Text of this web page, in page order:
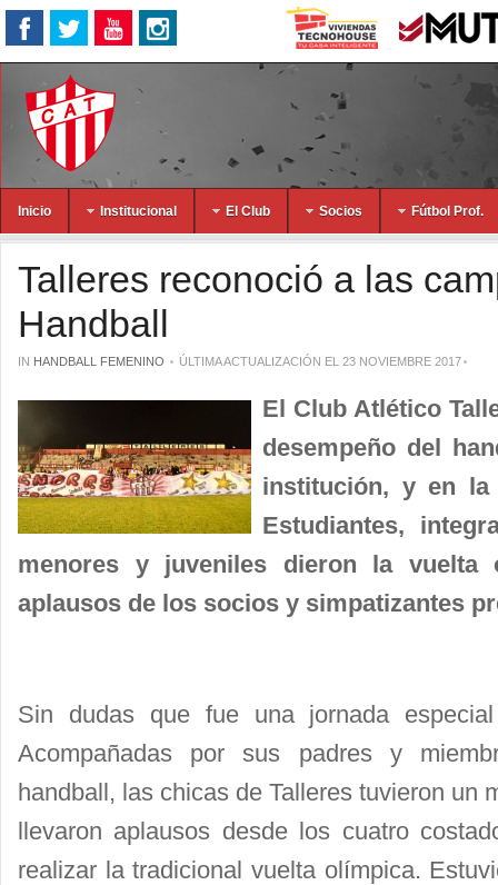
Inicio Institucional El Club Socios Fútbol Prof.
Talleres reconoció a las
Handball
IN HANDBALL FEMENINO ÚLTIMA ACTUALIZACIÓN EL 23 NOVIEMBRE 2017
El Club Atlético
desempeño del
institución, y en la
Estudiantes,
menores y juveniles dieron la vuelta
aplausos de los socios y simpatizantes
Sin dudas que fue una jornada
Acompañadas por sus padres y
handball, las chicas de Talleres tuvieron un
llevaron aplausos desde los cuatro
realizar la tradicional vuelta olímpica.